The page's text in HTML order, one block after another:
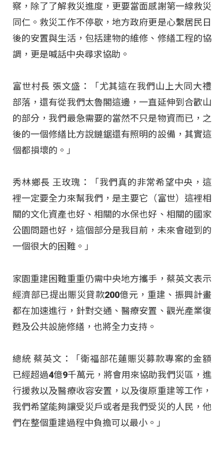
察，除了了解救災進度，更要當面感謝第一線救災
同仁。救災工作不停歇，地方政府更是心繫居民日
後的安置與生活，包括建物的維修、修繕工程的協
調，更是喊話中央尋求協助。
富世村長 張文盛：「尤其這在我們山上大同大禮
部落，還有從我們太魯閣這邊，一直延伸到合歡山
的部分，我們最急需要的當然不只是物資而已，之
後的一個修繕比方說鏈鋸還有照明的設備，其實這
個都損壞的。」
秀林鄉長 王玫瑰：「我們真的非常希望中央，這
裡一定要全力來幫我們，是主要它（富世）這裡相
關的文化資產也好、相關的水保也好、相關的國家
公園問題也好，這個部分是我目前，未來會碰到的
一個很大的困難。」
家園重建困難重重仍需中央地方攜手，蔡英文表示
經濟部已提出賑災貸款200億元，重建、振興計畫
都在加速進行，針對交通、醫療安置、觀光產業復
甦及公共設施修繕，也將全力支持。
總統 蔡英文：「衛福部花蓮賑災募款專案的金額
已經超過4億9千萬元，將會用來協助我們災區，進
行援救以及醫療收容安置，以及復原重建等工作，
我們希望能夠讓受災戶或者是我們受災的人民，他
們在整個重建過程中負擔可以最小。」